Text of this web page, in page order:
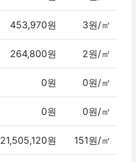
453,970원 3원/㎡
264,800원 2원/㎡
0원 0원/㎡
0원 0원/㎡
21,505,120원 151원/㎡